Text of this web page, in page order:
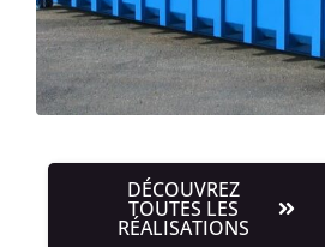
DÉCOUVREZ
TOUTES LES
RÉALISATIONS